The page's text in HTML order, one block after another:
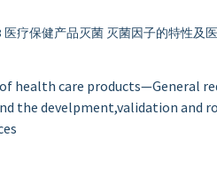
医疗保健产品灭菌 灭菌因子的特性及
health care products—General
the develpment,validation and